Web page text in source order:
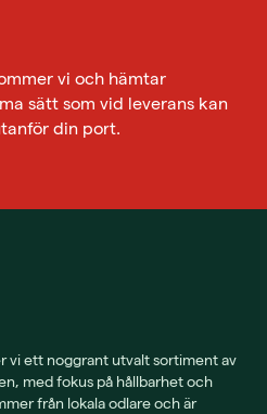
vi och hämtar
sätt som vid leverans kan
din port.
vi ett noggrant utvalt sortiment av
med fokus på hållbarhet och
från lokala odlare och är